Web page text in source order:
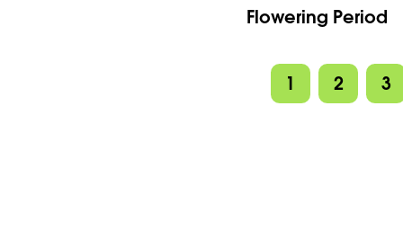
Flowering Period
1 2 3